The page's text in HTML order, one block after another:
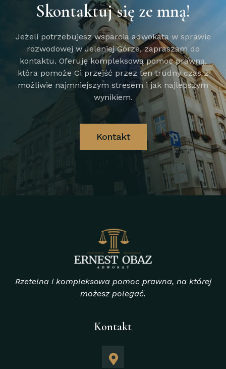
Skontaktuj się ze mną!
Jeżeli potrzebujesz wsparcia adwokata w sprawie
rozwodowej w Jeleniej Górze, zapraszam do
kontaktu. Oferuję kompleksową pomoc prawną,
która pomoże Ci przejść przez ten trudny czas z
możliwie najmniejszym stresem i jak najlepszym
wynikiem.
Kontakt
Rzetelna i kompleksowa pomoc prawna, na której
możesz polegać.
Kontakt